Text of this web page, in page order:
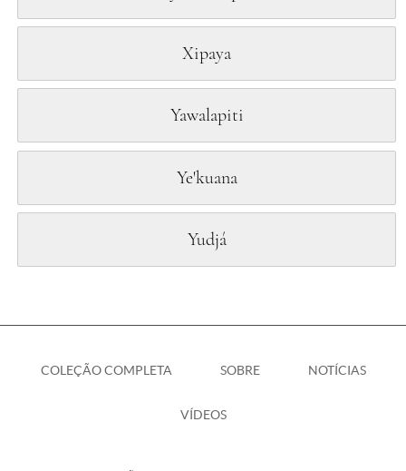
Xipaya
Yawalapiti
Ye'kuana
Yudjá
COLEÇÃO COMPLETA SOBRE NOTÍCIAS
VÍDEOS